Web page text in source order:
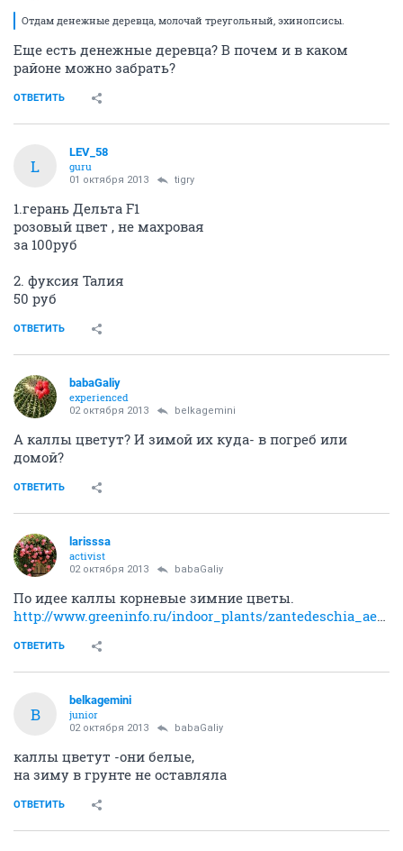
Отдам денежные деревца, молочай треугольный, эхинопсисы.
Еще есть денежные деревца? В почем и в каком
районе можно забрать?
ОТВЕТИТЬ
L
LEV_58
guru
01 октября 2013 tigry
1.герань Дельта F1
розовый цвет , не махровая
за 100руб
2. фуксия Талия
50 руб
ОТВЕТИТЬ
babaGaliy
experienced
02 октября 2013 belkagemini
А каллы цветут? И зимой их куда- в погреб или
домой?
ОТВЕТИТЬ
larisssa
activist
02 октября 2013 babaGaliy
По идее каллы корневые зимние цветы.
http://www.greeninfo.ru/indoor_plants/zantedeschia_aethiopica.html
ОТВЕТИТЬ
B
belkagemini
junior
02 октября 2013 babaGaliy
каллы цветут -они белые,
на зиму в грунте не оставляла
ОТВЕТИТЬ